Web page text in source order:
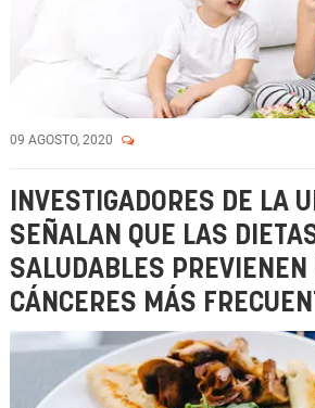
09 AGOSTO, 2020
INVESTIGADORES DE LA
SEÑALAN QUE LAS
SALUDABLES PREVIENEN
CÁNCERES MÁS